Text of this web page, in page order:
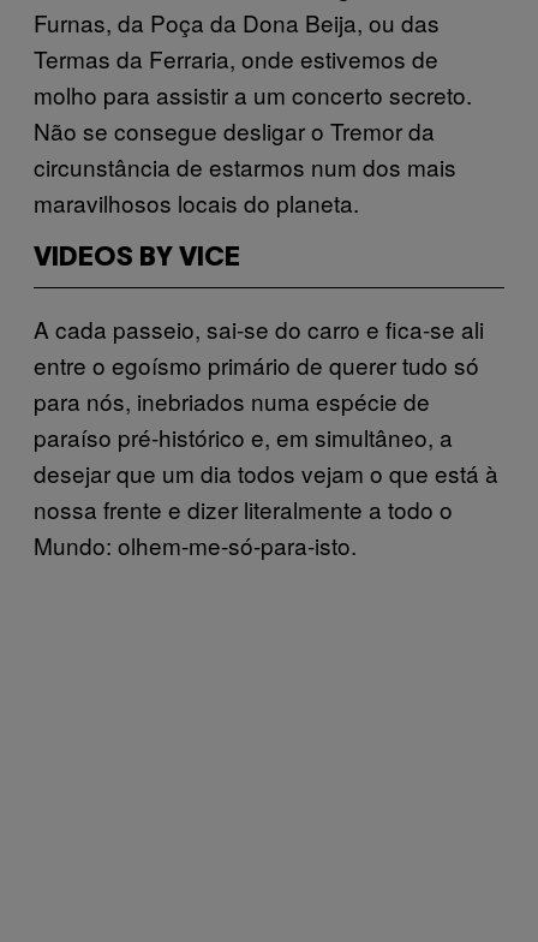
Furnas, da Poça da Dona Beija, ou das
Termas da Ferraria, onde estivemos de
molho para assistir a um concerto secreto.
Não se consegue desligar o Tremor da
circunstância de estarmos num dos mais
maravilhosos locais do planeta.
VIDEOS BY VICE
A cada passeio, sai-se do carro e fica-se ali
entre o egoísmo primário de querer tudo só
para nós, inebriados numa espécie de
paraíso pré-histórico e, em simultâneo, a
desejar que um dia todos vejam o que está à
nossa frente e dizer literalmente a todo o
Mundo: olhem-me-só-para-isto.